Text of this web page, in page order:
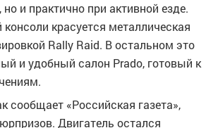
но и практично при активной езде.
красуется металлическая
Rally Raid. В остальном это
и удобный салон Prado, готовый к
сообщает «Российская газета»,
Двигатель остался